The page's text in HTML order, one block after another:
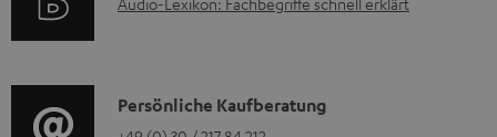
n
r
i
e
t
g
i
K
Persönliche Kaufberatung